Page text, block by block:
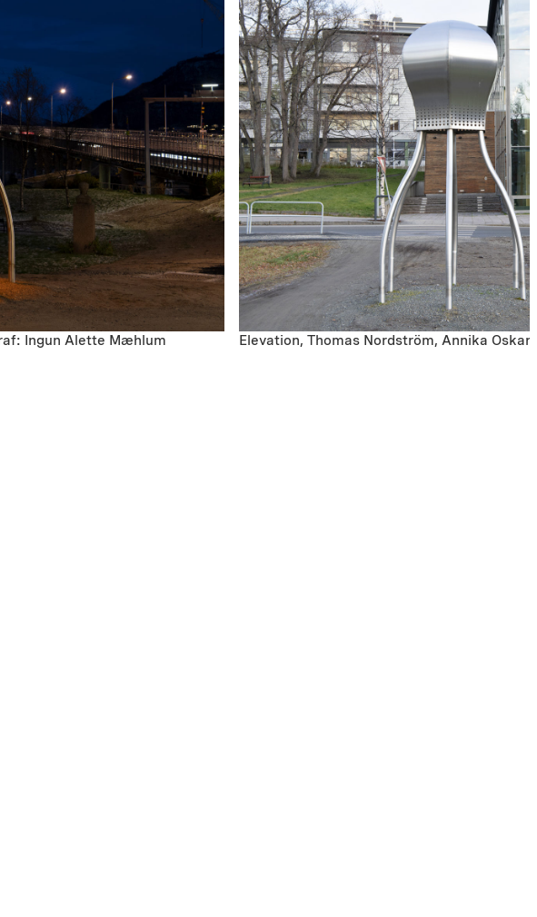
Ingun Alette Mæhlum Elevation, Thomas Nordström, Annika